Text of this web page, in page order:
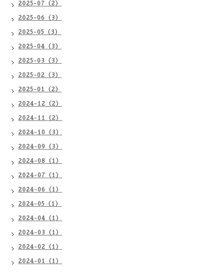
2025-07（2）
2025-06（3）
2025-05（3）
2025-04（3）
2025-03（3）
2025-02（3）
2025-01（2）
2024-12（2）
2024-11（2）
2024-10（3）
2024-09（3）
2024-08（1）
2024-07（1）
2024-06（1）
2024-05（1）
2024-04（1）
2024-03（1）
2024-02（1）
2024-01（1）